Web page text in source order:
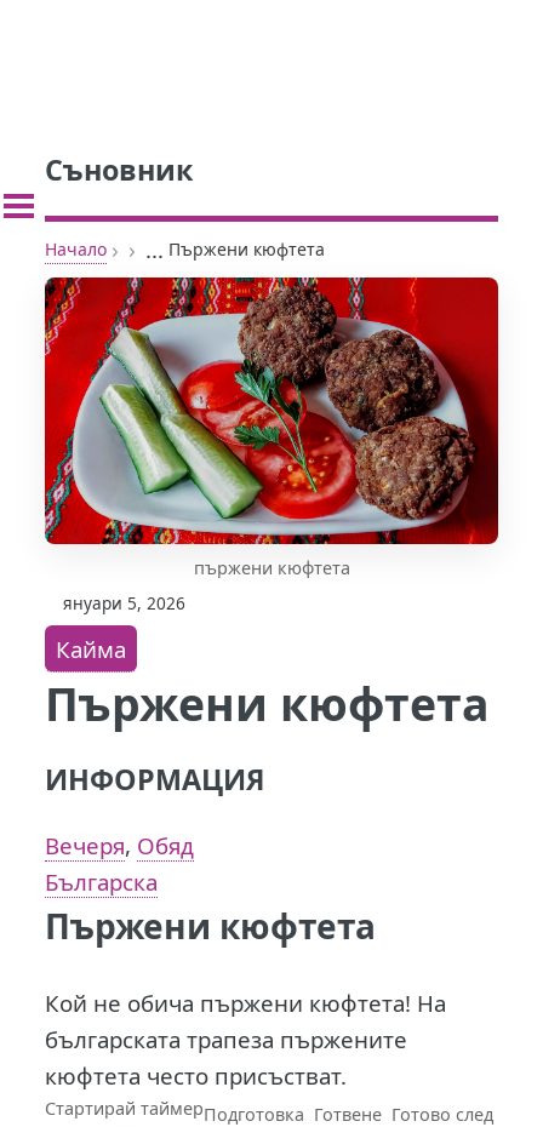
Съновник
Начало › › ... Пържени кюфтета
пържени кюфтета
януари 5, 2026
Кайма
Пържени кюфтета
ИНФОРМАЦИЯ
Вечеря, Обяд
Българска
Пържени кюфтета
Кой не обича пържени кюфтета! На
българската трапеза пържените
кюфтета често присъстват.
Стартирай таймерПодготовка Готвене Готово след